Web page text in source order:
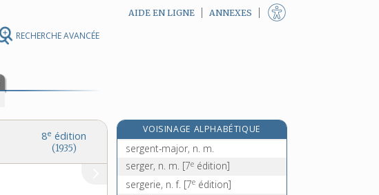
RECHERCHE AVANCÉE
AIDE EN LIGNE ANNEXES
8e édition
(1935)
VOISINAGE ALPHABÉTIQUE
sergenterie, n. f.[7eédition]
sergent-major, n. m.
serger, n. m. [7e édition]
sergerie, n. f. [7e édition]